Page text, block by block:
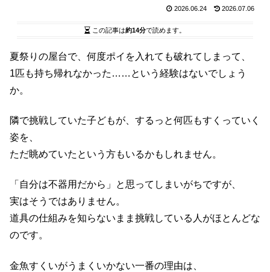
2026.06.24 2026.07.06
この記事は約14分で読めます。
夏祭りの屋台で、何度ポイを入れても破れてしまって、
1匹も持ち帰れなかった……という経験はないでしょう
か。
隣で挑戦していた子どもが、するっと何匹もすくっていく
姿を、
ただ眺めていたという方もいるかもしれません。
「自分は不器用だから」と思ってしまいがちですが、
実はそうではありません。
道具の仕組みを知らないまま挑戦している人がほとんどな
のです。
金魚すくいがうまくいかない一番の理由は、